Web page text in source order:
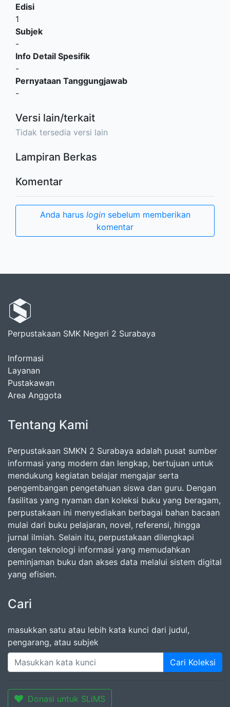
Edisi
1
Subjek
-
Info Detail Spesifik
-
Pernyataan Tanggungjawab
-
Versi lain/terkait
Tidak tersedia versi lain
Lampiran Berkas
Komentar
Anda harus loginsebelum memberikan
komentar
Perpustakaan SMK Negeri 2 Surabaya
Informasi
Layanan
Pustakawan
Area Anggota
Tentang Kami
Perpustakaan SMKN 2 Surabaya adalah pusat sumber
informasi yang modern dan lengkap, bertujuan untuk
mendukung kegiatan belajar mengajar serta
pengembangan pengetahuan siswa dan guru. Dengan
fasilitas yang nyaman dan koleksi buku yang beragam,
perpustakaan ini menyediakan berbagai bahan bacaan
mulai dari buku pelajaran, novel, referensi, hingga
jurnal ilmiah. Selain itu, perpustakaan dilengkapi
dengan teknologi informasi yang memudahkan
peminjaman buku dan akses data melalui sistem digital
yang efisien.
Cari
masukkan satu atau lebih kata kunci dari judul,
pengarang, atau subjek
Cari Koleksi
Donasi untuk SLiMS